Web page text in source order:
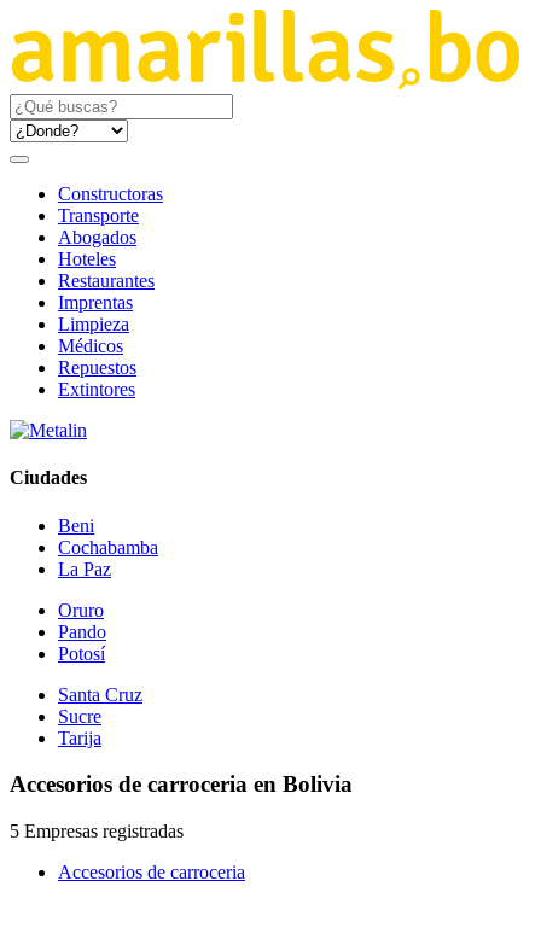
Constructoras
Transporte
Abogados
Hoteles
Restaurantes
Imprentas
Limpieza
Médicos
Repuestos
Extintores
Ciudades
Beni
Cochabamba
La Paz
Oruro
Pando
Potosí
Santa Cruz
Sucre
Tarija
Accesorios de carroceria en Bolivia
5 Empresas registradas
Accesorios de carroceria